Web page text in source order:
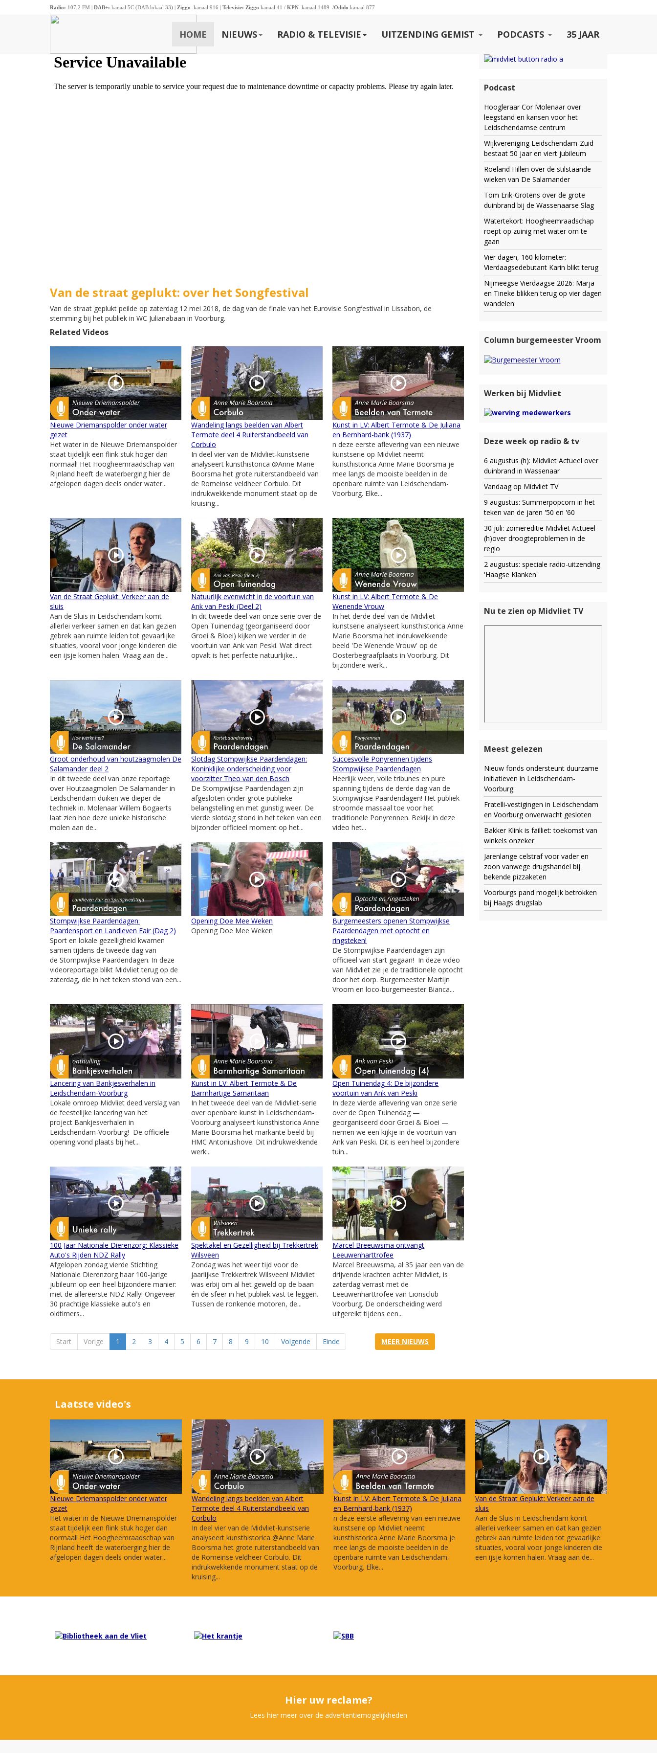
Radio: 107.2 FM | DAB+: kanaal 5C (DAB lokaal 33) | Ziggo kanaal 916 | Televisie: Ziggo kanaal 41 / KPN kanaal 1489 /Odido kanaal 877
HOME NIEUWS RADIO & TELEVISIE UITZENDING GEMIST PODCASTS 35 JAAR
Van de straat geplukt: over het Songfestival
Van de straat geplukt peilde op zaterdag 12 mei 2018, de dag van de finale van het Eurovisie Songfestival in Lissabon, de
stemming bij het publiek in WC Julianabaan in Voorburg.
Related Videos
Nieuwe Driemanspolder onder water
gezet
Het water in de Nieuwe Driemanspolder
staat tijdelijk een flink stuk hoger dan
normaal! Het Hoogheemraadschap van
Rijnland heeft de waterberging hier de
afgelopen dagen deels onder water...
Wandeling langs beelden van Albert
Termote deel 4 Ruiterstandbeeld van
Corbulo
In deel vier van de Midvliet-kunstserie
analyseert kunsthistorica @Anne Marie
Boorsma het grote ruiterstandbeeld van
de Romeinse veldheer Corbulo. Dit
indrukwekkende monument staat op de
kruising...
Kunst in LV: Albert Termote & De Juliana
en Bernhard-bank (1937)
n deze eerste aflevering van een nieuwe
kunstserie op Midvliet neemt
kunsthistorica Anne Marie Boorsma je
mee langs de mooiste beelden in de
openbare ruimte van Leidschendam-
Voorburg. Elke...
Van de Straat Geplukt: Verkeer aan de
sluis
Aan de Sluis in Leidschendam komt
allerlei verkeer samen en dat kan gezien
gebrek aan ruimte leiden tot gevaarlijke
situaties, vooral voor jonge kinderen die
een ijsje komen halen. Vraag aan de...
Natuurlijk evenwicht in de voortuin van
Ank van Peski (Deel 2)
In dit tweede deel van onze serie over de
Open Tuinendag (georganiseerd door
Groei & Bloei) kijken we verder in de
voortuin van Ank van Peski. Wat direct
opvalt is het perfecte natuurlijke...
Kunst in LV: Albert Termote & De
Wenende Vrouw
In het derde deel van de Midvliet-
kunstserie analyseert kunsthistorica Anne
Marie Boorsma het indrukwekkende
beeld 'De Wenende Vrouw' op de
Oosterbegraafplaats in Voorburg. Dit
bijzondere werk...
Groot onderhoud van houtzaagmolen De
Salamander deel 2
In dit tweede deel van onze reportage
over Houtzaagmolen De Salamander in
Leidschendam duiken we dieper de
techniek in. Molenaar Willem Bogaerts
laat zien hoe deze unieke historische
molen aan de...
Slotdag Stompwijkse Paardendagen:
Koninklijke onderscheiding voor
voorzitter Theo van den Bosch
De Stompwijkse Paardendagen zijn
afgesloten onder grote publieke
belangstelling en met gunstig weer. De
vierde slotdag stond in het teken van een
bijzonder officieel moment op het...
Succesvolle Ponyrennen tijdens
Stompwijkse Paardendagen
Heerlijk weer, volle tribunes en pure
spanning tijdens de derde dag van de
Stompwijkse Paardendagen! Het publiek
stroomde massaal toe voor het
traditionele Ponyrennen. Bekijk in deze
video het...
Stompwijkse Paardendagen:
Paardensport en Landleven Fair (Dag 2)
Sport en lokale gezelligheid kwamen
samen tijdens de tweede dag van
de Stompwijkse Paardendagen. In deze
videoreportage blikt Midvliet terug op de
zaterdag, die in het teken stond van een...
Opening Doe Mee Weken
Opening Doe Mee Weken
Burgemeesters openen Stompwijkse
Paardendagen met optocht en
ringsteken!
De Stompwijkse Paardendagen zijn
officieel van start gegaan! In deze video
van Midvliet zie je de traditionele optocht
door het dorp. Burgemeester Martijn
Vroom en loco-burgemeester Bianca...
Lancering van Bankjesverhalen in
Leidschendam-Voorburg
Lokale omroep Midvliet deed verslag van
de feestelijke lancering van het
project Bankjesverhalen in
Leidschendam-Voorburg! De officiële
opening vond plaats bij het...
Kunst in LV: Albert Termote & De
Barmhartige Samaritaan
In het tweede deel van de Midvliet-serie
over openbare kunst in Leidschendam-
Voorburg analyseert kunsthistorica Anne
Marie Boorsma het markante beeld bij
HMC Antoniushove. Dit indrukwekkende
werk...
Open Tuinendag 4: De bijzondere
voortuin van Ank van Peski
In deze vierde aflevering van onze serie
over de Open Tuinendag —
georganiseerd door Groei & Bloei —
nemen we een kijkje in de voortuin van
Ank van Peski. Dit is een heel bijzondere
tuin...
100 Jaar Nationale Dierenzorg: Klassieke
Auto's Rijden NDZ Rally
Afgelopen zondag vierde Stichting
Nationale Dierenzorg haar 100-jarige
jubileum op een heel bijzondere manier:
met de allereerste NDZ Rally! Ongeveer
30 prachtige klassieke auto's en
oldtimers...
Spektakel en Gezelligheid bij Trekkertrek
Wilsveen
Zondag was het weer tijd voor de
jaarlijkse Trekkertrek Wilsveen! Midvliet
was erbij om al het geweld op de baan
én de sfeer in het publiek vast te leggen.
Tussen de ronkende motoren, de...
Marcel Breeuwsma ontvangt
Leeuwenharttrofee
Marcel Breeuwsma, al 35 jaar een van de
drijvende krachten achter Midvliet, is
zaterdag verrast met de
Leeuwenharttrofee van Lionsclub
Voorburg. De onderscheiding werd
uitgereikt tijdens een...
Start Vorige 1 2 3 4 5 6 7 8 9 10 Volgende Einde MEER NIEUWS
Podcast
Hoogleraar Cor Molenaar over
leegstand en kansen voor het
Leidschendamse centrum
Wijkvereniging Leidschendam-Zuid
bestaat 50 jaar en viert jubileum
Roeland Hillen over de stilstaande
wieken van De Salamander
Tom Erik-Grotens over de grote
duinbrand bij de Wassenaarse Slag
Watertekort: Hoogheemraadschap
roept op zuinig met water om te
gaan
Vier dagen, 160 kilometer:
Vierdaagsedebutant Karin blikt terug
Nijmeegse Vierdaagse 2026: Marja
en Tineke blikken terug op vier dagen
wandelen
Column burgemeester Vroom
Werken bij Midvliet
Deze week op radio & tv
6 augustus (h): Midvliet Actueel over
duinbrand in Wassenaar
Vandaag op Midvliet TV
9 augustus: Summerpopcorn in het
teken van de jaren '50 en '60
30 juli: zomereditie Midvliet Actueel
(h)over droogteproblemen in de
regio
2 augustus: speciale radio-uitzending
'Haagse Klanken'
Nu te zien op Midvliet TV
Meest gelezen
Nieuw fonds ondersteunt duurzame
initiatieven in Leidschendam-
Voorburg
Fratelli-vestigingen in Leidschendam
en Voorburg onverwacht gesloten
Bakker Klink is failliet: toekomst van
winkels onzeker
Jarenlange celstraf voor vader en
zoon vanwege drugshandel bij
bekende pizzaketen
Voorburgs pand mogelijk betrokken
bij Haags drugslab
Laatste video's
Nieuwe Driemanspolder onder water
gezet
Het water in de Nieuwe Driemanspolder
staat tijdelijk een flink stuk hoger dan
normaal! Het Hoogheemraadschap van
Rijnland heeft de waterberging hier de
afgelopen dagen deels onder water...
Wandeling langs beelden van Albert
Termote deel 4 Ruiterstandbeeld van
Corbulo
In deel vier van de Midvliet-kunstserie
analyseert kunsthistorica @Anne Marie
Boorsma het grote ruiterstandbeeld van
de Romeinse veldheer Corbulo. Dit
indrukwekkende monument staat op de
kruising...
Kunst in LV: Albert Termote & De Juliana
en Bernhard-bank (1937)
n deze eerste aflevering van een nieuwe
kunstserie op Midvliet neemt
kunsthistorica Anne Marie Boorsma je
mee langs de mooiste beelden in de
openbare ruimte van Leidschendam-
Voorburg. Elke...
Van de Straat Geplukt: Verkeer aan de
sluis
Aan de Sluis in Leidschendam komt
allerlei verkeer samen en dat kan gezien
gebrek aan ruimte leiden tot gevaarlijke
situaties, vooral voor jonge kinderen die
een ijsje komen halen. Vraag aan de...
Hier uw reclame?
Lees hier meer over de advertentiemogelijkheden